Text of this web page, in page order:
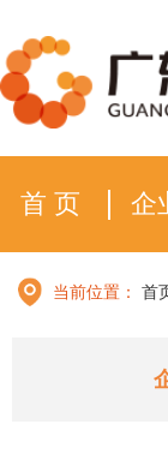
首 页 企
当前位置： 首